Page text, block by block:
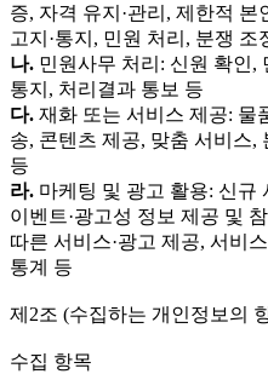
증, 자격 유지·관리, 제한적
고지·통지, 민원 처리, 분쟁
나. 민원사무 처리: 신원 확인,
통지, 처리결과 통보 등
다. 재화 또는 서비스 제공: 물
송, 콘텐츠 제공, 맞춤 서비스,
등
라. 마케팅 및 광고 활용: 신규
이벤트·광고성 정보 제공 및
따른 서비스·광고 제공, 서비
통계 등
제2조 (수집하는 개인정보의
수집 항목